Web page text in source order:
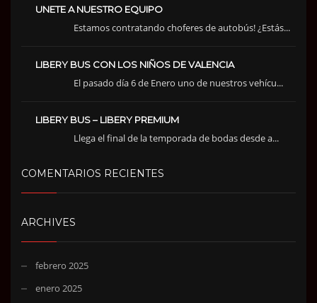
UNETE A NUESTRO EQUIPO
Estamos contratando choferes de autobús! ¿Estás...
LIBERY BUS CON LOS NIÑOS DE VALENCIA
El pasado día 6 de Enero uno de nuestros vehícu...
LIBERY BUS – LIBERY PREMIUM
Llega el final de la temporada de bodas desde a...
COMENTARIOS RECIENTES
ARCHIVES
febrero 2025
enero 2025